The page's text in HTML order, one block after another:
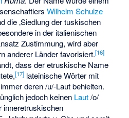
Wilhelm Schulze
die ‚Siedlung der tuskischen
in der italienischen
Zustimmung, wird aber
anderer Länder favorisiert.[16]
dass der etruskische Name
[17] lateinische Wörter mit
deren /u/-Laut behielten.
jedoch keinen Laut/o/
inneretruskischen